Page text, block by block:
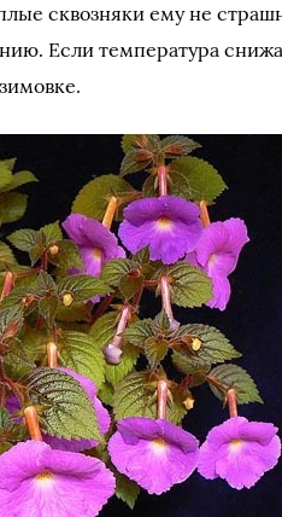
сквозняки ему не
Если температура